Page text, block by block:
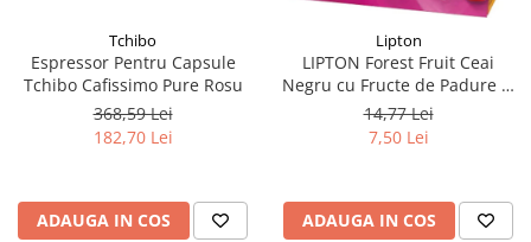
Tchibo
Espressor Pentru Capsule
Tchibo Cafissimo Pure Rosu
368,59 Lei
182,70 Lei
ADAUGA IN COS
Lipton
LIPTON Forest Fruit Ceai
Negru cu Fructe de Padure si
Capsuni Piramide 20x2.1g
(TDV 30.08.2026)
14,77 Lei
7,50 Lei
ADAUGA IN COS